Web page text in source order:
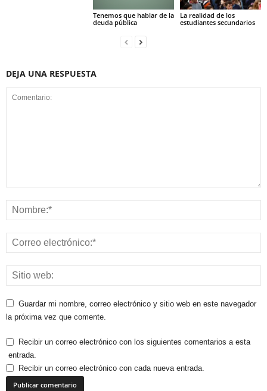
Tenemos que hablar de la
deuda pública
La realidad de los
estudiantes secundarios
DEJA UNA RESPUESTA
Guardar mi nombre, correo electrónico y sitio web en este navegador
la próxima vez que comente.
Recibir un correo electrónico con los siguientes comentarios a esta
entrada.
Recibir un correo electrónico con cada nueva entrada.